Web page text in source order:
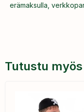
erämaksulla,
Tutustu myös